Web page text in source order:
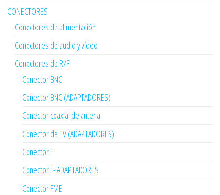
CONECTORES
Conectores de alimentación
Conectores de audio y vídeo
Conectores de R/F
Conector BNC
Conector BNC (ADAPTADORES)
Conector coaxial de antena
Conector de TV (ADAPTADORES)
Conector F
Conector F- ADAPTADORES
Conector FME